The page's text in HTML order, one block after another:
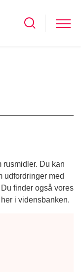
rusmidler. Du kan
udfordringer med
finder også vores
i vidensbanken.